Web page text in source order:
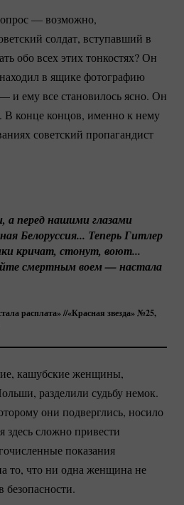
— возможно,
солдат, вступавший в
обо всех этих тонкостях? Он
в ящике фотографию
и ему все становилось ясно. Он
В конце концов, именно к нему
советский пропагандист
расплата» //«Красная звезда» №25,
перед нашими глазами
Белоруссия... Теперь Гитлер
кричат, стонут, воют...
смертным воем — настала
кашубские женщины,
разделили судьбу немок.
они подверглись, носило
здесь сложно привести
показания
то, что ни одна женщина не
безопасности.